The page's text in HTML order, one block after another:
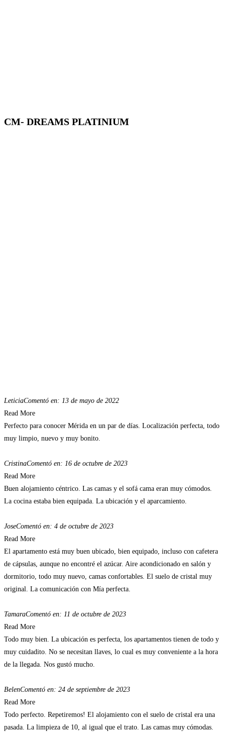
CM- DREAMS PLATINIUM
LeticiaComentó en: 13 de mayo de 2022
Read More
Perfecto para conocer Mérida en un par de días. Localización perfecta, todo
muy limpio, nuevo y muy bonito.
CristinaComentó en: 16 de octubre de 2023
Read More
Buen alojamiento céntrico. Las camas y el sofá cama eran muy cómodos.
La cocina estaba bien equipada. La ubicación y el aparcamiento.
JoseComentó en: 4 de octubre de 2023
Read More
El apartamento está muy buen ubicado, bien equipado, incluso con cafetera
de cápsulas, aunque no encontré el azúcar. Aire acondicionado en salón y
dormitorio, todo muy nuevo, camas confortables. El suelo de cristal muy
original. La comunicación con Mía perfecta.
TamaraComentó en: 11 de octubre de 2023
Read More
Todo muy bien. La ubicación es perfecta, los apartamentos tienen de todo y
muy cuidadito. No se necesitan llaves, lo cual es muy conveniente a la hora
de la llegada. Nos gustó mucho.
BelenComentó en: 24 de septiembre de 2023
Read More
Todo perfecto. Repetiremos! El alojamiento con el suelo de cristal era una
pasada. La limpieza de 10, al igual que el trato. Las camas muy cómodas.